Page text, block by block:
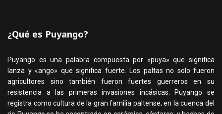
¿Qué es Puyango?
Puyango es una palabra compuesta por «puya» que significa
lanza y «ango» que significa fuerte. Los paltas no solo fueron
agricultores sino también fueron fuertes guerreros en su
resistencia a las primeras invasiones incásicas. Puyango se
registra como cultura de la gran familia paltense; en la cuenca del